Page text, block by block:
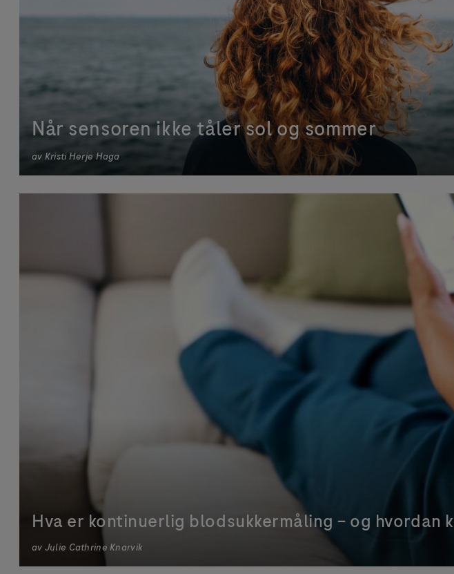
Når sensoren ikke tåler sol og sommer
av Kristi Herje Haga
Hva er kontinuerlig blodsukkermåling – og
av Julie Cathrine Knarvik